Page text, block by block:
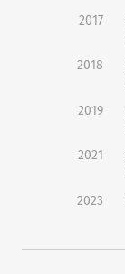
2017
2018
2019
2021
2023